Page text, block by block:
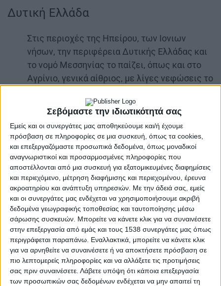
Σεβόμαστε την ιδιωτικότητά σας
Εμείς και οι συνεργάτες μας αποθηκεύουμε και/ή έχουμε
πρόσβαση σε πληροφορίες σε μια συσκευή, όπως τα cookies,
και επεξεργαζόμαστε προσωπικά δεδομένα, όπως μοναδικοί
αναγνωριστικοί και προσαρμοσμένες πληροφορίες που
αποστέλλονται από μια συσκευή για εξατομικευμένες διαφημίσεις
και περιεχόμενο, μέτρηση διαφήμισης και περιεχομένου, έρευνα
ακροατηρίου και ανάπτυξη υπηρεσιών. Με την άδειά σας, εμείς
και οι συνεργάτες μας ενδέχεται να χρησιμοποιήσουμε ακριβή
δεδομένα γεωγραφικής τοποθεσίας και ταυτοποίησης μέσω
σάρωσης συσκευών. Μπορείτε να κάνετε κλικ για να συναινέσετε
στην επεξεργασία από εμάς και τους 1538 συνεργάτες μας όπως
περιγράφεται παραπάνω. Εναλλακτικά, μπορείτε να κάνετε κλικ
για να αρνηθείτε να συναινέσετε ή να αποκτήσετε πρόσβαση σε
πιο λεπτομερείς πληροφορίες και να αλλάξετε τις προτιμήσεις
σας πριν συναινέσετε. Λάβετε υπόψη ότι κάποια επεξεργασία
των προσωπικών σας δεδομένων ενδέχεται να μην απαιτεί τη
Δυτική Ελλάδα
Στις περιοχές της Ηπείρου, των Ιονιων
νήσων, την περιφέρεια Δυτικής Ελλάδας και
το νομό Μεσσηνίας το παίζει, όπως και στο
Αγρίνιο, γενικά αίθριος, με λίγες νεφώσεις το
λίγο η ντροπή, δυτικούς βορειοδυτικούς
ανέμους 3 με 5 μποφόρ και θερμοκρασία ως
34, τοπικά 35 βαθμούς.
Στα Ιόνια, η Ζάκυνθος φιλοξενεί την ΚΕΔΕ για
Πολιτική Προστασία και σεισμικό κίνδυνο,
δηλαδή οι δήμοι συνεδριάζουν πάνω στο
ρήγμα που οι ίδιοι λένε «αρμοδιότητες».
Στην Ήπειρο, οι καμπάνες πέφτουν στα
δημαρχεία για τις χωματερές, κι ο αέρας
μυρίζει διοικητική αποσύνθεση με πιθανότητα
προστίμου, ενώ η Ιόνια Οδός κλείνει ρεύματα
για εργασίες, αποδεικνύοντας για άλλη μια
φορά ότι ο δρόμος έχει πρόγραμμα και ο